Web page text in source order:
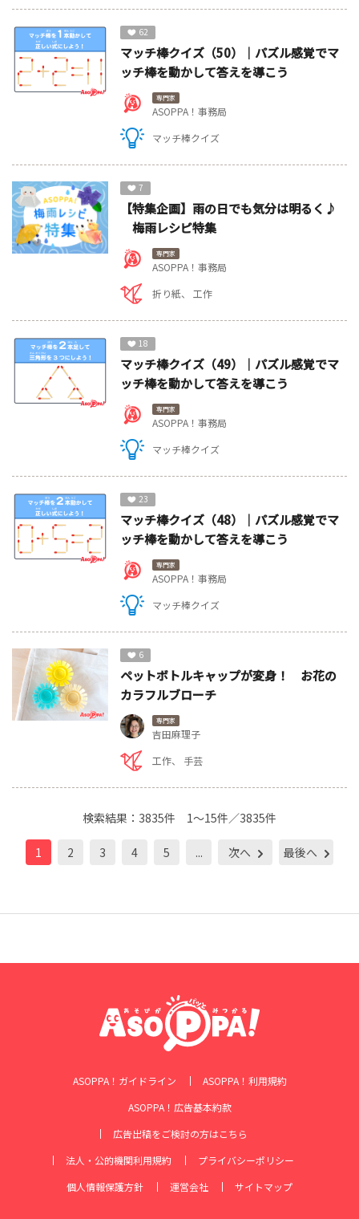
62
マッチ棒クイズ（50）｜パズル感覚でマ
ッチ棒を動かして答えを導こう
専門家
ASOPPA！事務局
マッチ棒クイズ
7
【特集企画】雨の日でも気分は明るく♪
梅雨レシピ特集
専門家
ASOPPA！事務局
折り紙
工作
18
マッチ棒クイズ（49）｜パズル感覚でマ
ッチ棒を動かして答えを導こう
専門家
ASOPPA！事務局
マッチ棒クイズ
23
マッチ棒クイズ（48）｜パズル感覚でマ
ッチ棒を動かして答えを導こう
専門家
ASOPPA！事務局
マッチ棒クイズ
6
ペットボトルキャップが変身！ お花の
カラフルブローチ
専門家
吉田麻理子
工作
手芸
検索結果： 3835件 1～15件／3835件
1 2 3 4 5 ... 次へ 最後へ
ASOPPA！ガイドライン
ASOPPA！利用規約
ASOPPA！広告基本約款
広告出稿をご検討の方はこちら
法人・公的機関利用規約
プライバシーポリシー
個人情報保護方針
運営会社 サイトマップ